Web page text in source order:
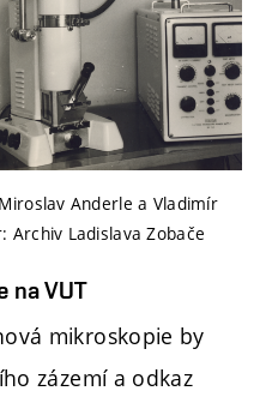
Anderle a Vladimír
Archiv Ladislava Zobače
na VUT
mikroskopie by
zázemí a odkaz